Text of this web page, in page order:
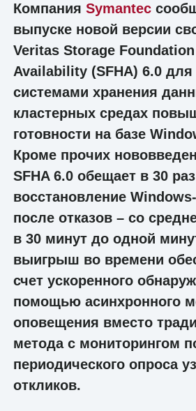
Компания Symantec
выпуске новой версии
Veritas Storage
Availability (SFHA) 6.0
системами хранения
кластерных средах
готовности на базе
Кроме прочих
SFHA 6.0 обещает в 30
восстановление
после отказов – со
в 30 минут до одной
выигрыш во времени
счет ускоренного
помощью асинхронного
оповещения вместо
метода с мониторингом
периодического опроса
откликов.